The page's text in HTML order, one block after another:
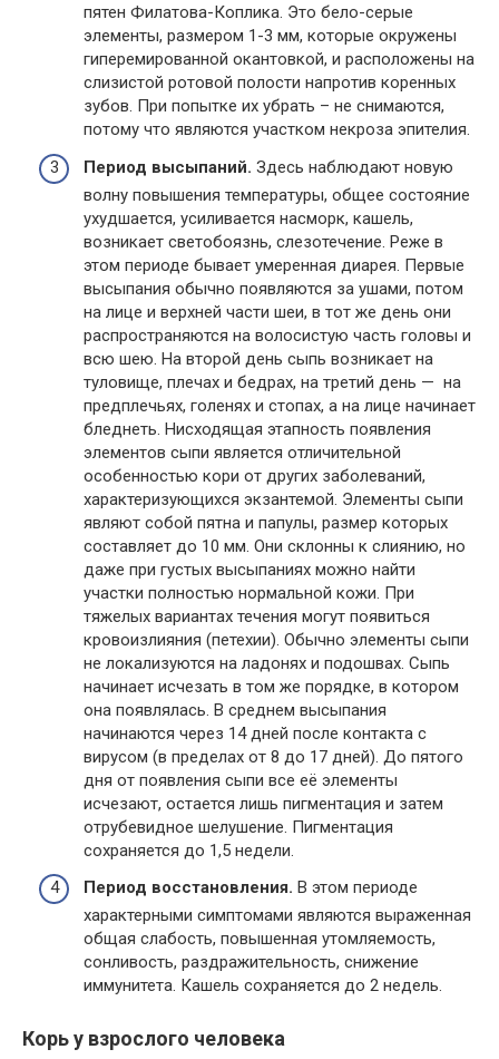
пятен Филатова-Коплика. Это бело-серые
элементы, размером 1-3 мм, которые окружены
гиперемированной окантовкой, и расположены на
слизистой ротовой полости напротив коренных
зубов. При попытке их убрать – не снимаются,
потому что являются участком некроза эпителия.
Период высыпаний. Здесь наблюдают новую
волну повышения температуры, общее состояние
ухудшается, усиливается насморк, кашель,
возникает светобоязнь, слезотечение. Реже в
этом периоде бывает умеренная диарея. Первые
высыпания обычно появляются за ушами, потом
на лице и верхней части шеи, в тот же день они
распространяются на волосистую часть головы и
всю шею. На второй день сыпь возникает на
туловище, плечах и бедрах, на третий день — на
предплечьях, голенях и стопах, а на лице начинает
бледнеть. Нисходящая этапность появления
элементов сыпи является отличительной
особенностью кори от других заболеваний,
характеризующихся экзантемой. Элементы сыпи
являют собой пятна и папулы, размер которых
составляет до 10 мм. Они склонны к слиянию, но
даже при густых высыпаниях можно найти
участки полностью нормальной кожи. При
тяжелых вариантах течения могут появиться
кровоизлияния (петехии). Обычно элементы сыпи
не локализуются на ладонях и подошвах. Сыпь
начинает исчезать в том же порядке, в котором
она появлялась. В среднем высыпания
начинаются через 14 дней после контакта с
вирусом (в пределах от 8 до 17 дней). До пятого
дня от появления сыпи все её элементы
исчезают, остается лишь пигментация и затем
отрубевидное шелушение. Пигментация
сохраняется до 1,5 недели.
Период восстановления. В этом периоде
характерными симптомами являются выраженная
общая слабость, повышенная утомляемость,
сонливость, раздражительность, снижение
иммунитета. Кашель сохраняется до 2 недель.
Корь у взрослого человека